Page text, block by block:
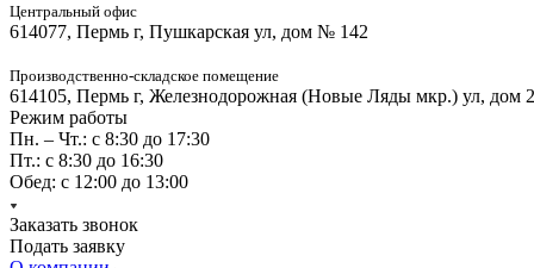
Центральный офис
614077, Пермь г, Пушкарская ул, дом № 142
Производственно-складское помещение
614105, Пермь г, Железнодорожная (Новые Ляды мкр.) ул, дом
Режим работы
Пн. – Чт.: с 8:30 до 17:30
Пт.: с 8:30 до 16:30
Обед: с 12:00 до 13:00
Заказать звонок
Подать заявку